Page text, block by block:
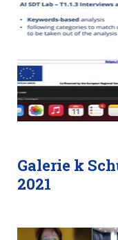
Galerie k
2021